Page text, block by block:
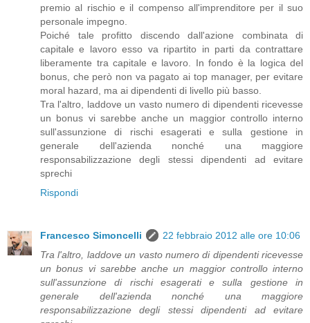
premio al rischio e il compenso all'imprenditore per il suo
personale impegno.
Poiché tale profitto discendo dall'azione combinata di
capitale e lavoro esso va ripartito in parti da contrattare
liberamente tra capitale e lavoro. In fondo è la logica del
bonus, che però non va pagato ai top manager, per evitare
moral hazard, ma ai dipendenti di livello più basso.
Tra l'altro, laddove un vasto numero di dipendenti ricevesse
un bonus vi sarebbe anche un maggior controllo interno
sull'assunzione di rischi esagerati e sulla gestione in
generale dell'azienda nonché una maggiore
responsabilizzazione degli stessi dipendenti ad evitare
sprechi
Rispondi
Francesco Simoncelli
22 febbraio 2012 alle ore 10:06
Tra l'altro, laddove un vasto numero di dipendenti ricevesse
un bonus vi sarebbe anche un maggior controllo interno
sull'assunzione di rischi esagerati e sulla gestione in
generale dell'azienda nonché una maggiore
responsabilizzazione degli stessi dipendenti ad evitare